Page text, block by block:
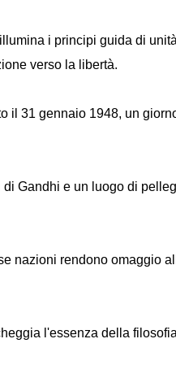
i principi guida di
verso la libertà.
il 31 gennaio 1948, un
Gandhi e un luogo di
nazioni rendono omaggio
l'essenza della